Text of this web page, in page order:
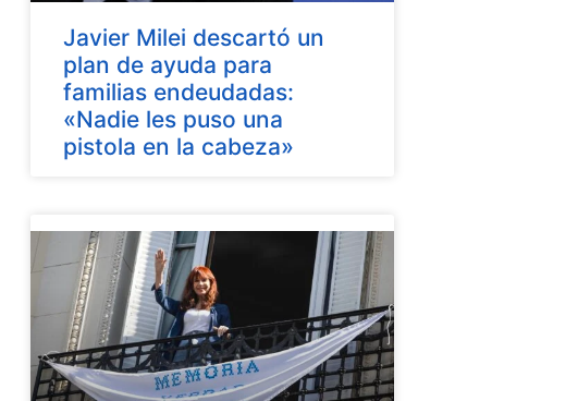
Javier Milei descartó un
plan de ayuda para
familias endeudadas:
«Nadie les puso una
pistola en la cabeza»